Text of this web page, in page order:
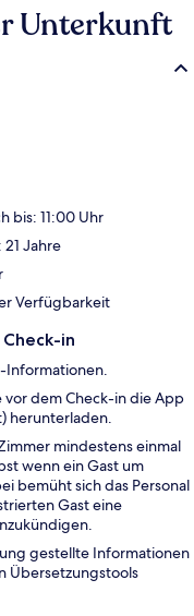
Unterkunft
bis: 11:00 Uhr
Jahre
Verfügbarkeit
in
Informationen.
vor dem Check-in die App
herunterladen.
mindestens einmal
wenn ein Gast um
bemüht sich das Personal
Gast eine
gestellte Informationen
Übersetzungstools